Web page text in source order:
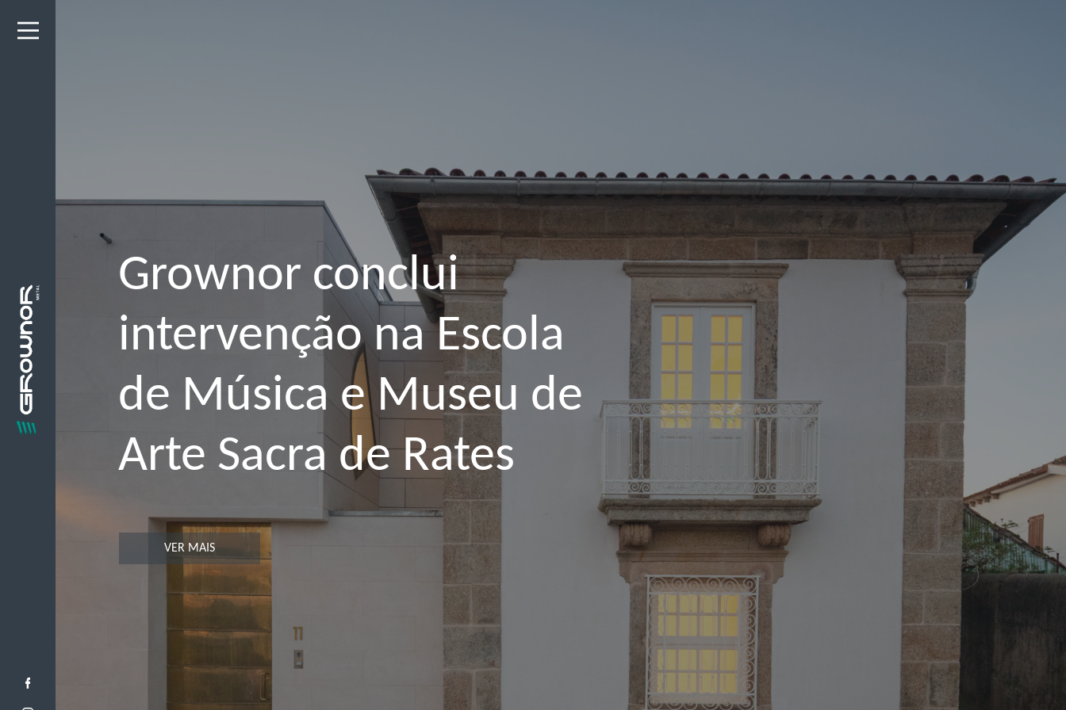
Grownor conclui
intervenção na Escola
de Música e Museu de
Arte Sacra de Rates
VER MAIS